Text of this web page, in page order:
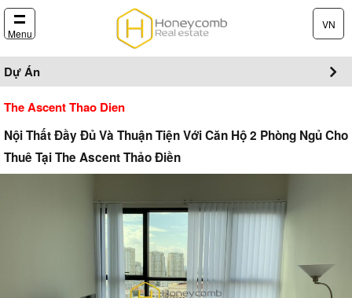
Menu
VN
Dự Án
The Ascent Thao Dien
Nội Thất Đầy Đủ Và Thuận Tiện Với Căn Hộ 2 Phòng Ngủ Cho
Thuê Tại The Ascent Thảo Điền